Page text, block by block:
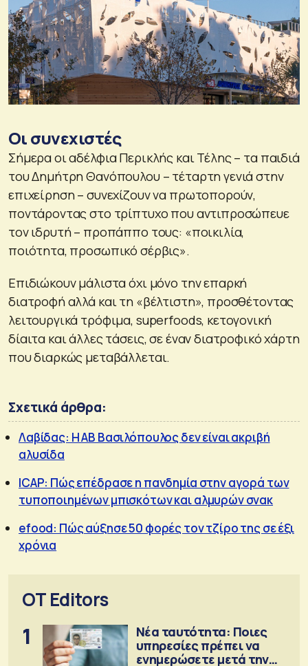
Οι συνεχιστές
Σήμερα οι αδέλφια Περικλής και Τέλης – τα παιδιά
του Δημήτρη Θανόπουλου – τέταρτη γενιά στην
επιχείρηση – συνεχίζουν να πρωτοπορούν,
ποντάροντας στο τρίπτυχο που αντιπροσώπευε
τον ιδρυτή – προπάππο τους: «ποικιλία,
ποιότητα, προσωπικό σέρβις».
Επιδιώκουν μάλιστα όχι μόνο την επαρκή
διατροφή αλλά και τη «βέλτιστη», προσθέτοντας
λειτουργικά τρόφιμα, superfoods, κετογονική
δίαιτα και άλλες τάσεις, σε έναν διατροφικό χάρτη
που διαρκώς μεταβάλλεται.
Σχετικά άρθρα:
Λαβίδας: Η ΑΒ Βασιλόπουλος δεν είναι ακριβή
αλυσίδα
ICAP: Πώς επέδρασε η πανδημία στην αγορά των
τυποποιημένων μπισκότων και αλμυρών σνακ
efood: Πώς αύξησε 50 φορές τον τζίρο της σε έξι
χρόνια
OT Editors
1
Νέα ταυτότητα: Ποιες
υπηρεσίες πρέπει να
ενημερώσετε μετά την